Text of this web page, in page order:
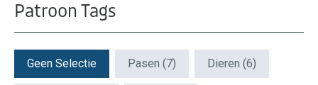
Patroon Tags
Patroon Tags
Geen Selectie Pasen (7) Dieren (6)